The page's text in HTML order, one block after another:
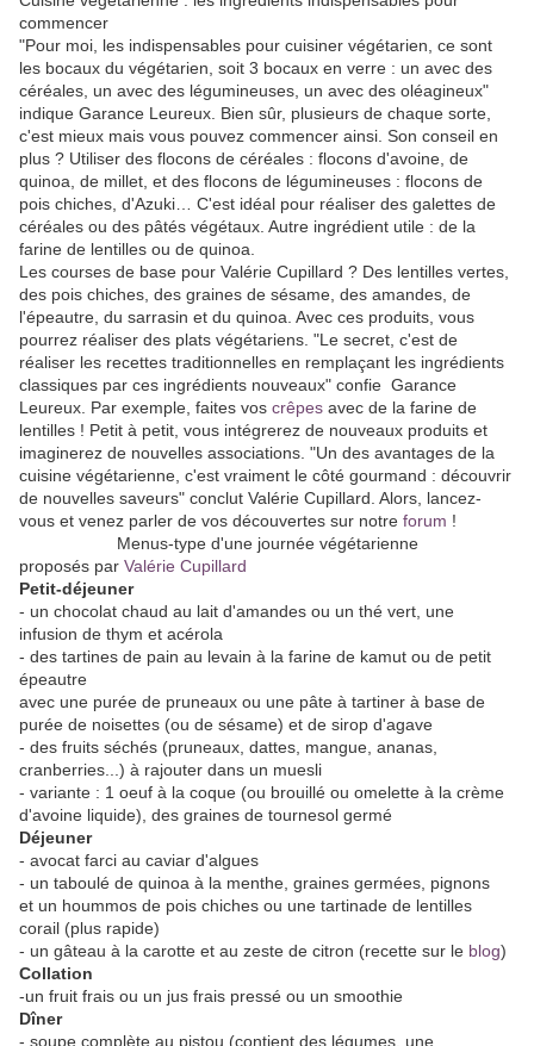
commencer
"Pour moi, les indispensables pour cuisiner végétarien, ce sont
les bocaux du végétarien, soit 3 bocaux en verre : un avec des
céréales, un avec des légumineuses, un avec des oléagineux"
indique Garance Leureux. Bien sûr, plusieurs de chaque sorte,
c'est mieux mais vous pouvez commencer ainsi. Son conseil en
plus ? Utiliser des flocons de céréales : flocons d'avoine, de
quinoa, de millet, et des flocons de légumineuses : flocons de
pois chiches, d'Azuki… C'est idéal pour réaliser des galettes de
céréales ou des pâtés végétaux. Autre ingrédient utile : de la
farine de lentilles ou de quinoa.
Les courses de base pour Valérie Cupillard ? Des lentilles vertes,
des pois chiches, des graines de sésame, des amandes, de
l'épeautre, du sarrasin et du quinoa. Avec ces produits, vous
pourrez réaliser des plats végétariens. "Le secret, c'est de
réaliser les recettes traditionnelles en remplaçant les ingrédients
classiques par ces ingrédients nouveaux" confie Garance
Leureux. Par exemple, faites vos crêpes avec de la farine de
lentilles ! Petit à petit, vous intégrerez de nouveaux produits et
imaginerez de nouvelles associations. "Un des avantages de la
cuisine végétarienne, c'est vraiment le côté gourmand : découvrir
de nouvelles saveurs" conclut Valérie Cupillard. Alors, lancez-
vous et venez parler de vos découvertes sur notre forum !
Menus-type d'une journée végétarienne
proposés par Valérie Cupillard
Petit-déjeuner
- un chocolat chaud au lait d'amandes ou un thé vert, une
infusion de thym et acérola
- des tartines de pain au levain à la farine de kamut ou de petit
épeautre
avec une purée de pruneaux ou une pâte à tartiner à base de
purée de noisettes (ou de sésame) et de sirop d'agave
- des fruits séchés (pruneaux, dattes, mangue, ananas,
cranberries...) à rajouter dans un muesli
- variante : 1 oeuf à la coque (ou brouillé ou omelette à la crème
d'avoine liquide), des graines de tournesol germé
Déjeuner
- avocat farci au caviar d'algues
- un taboulé de quinoa à la menthe, graines germées, pignons
et un hoummos de pois chiches ou une tartinade de lentilles
corail (plus rapide)
- un gâteau à la carotte et au zeste de citron (recette sur le blog)
Collation
-un fruit frais ou un jus frais pressé ou un smoothie
Dîner
- soupe complète au pistou (contient des légumes, une